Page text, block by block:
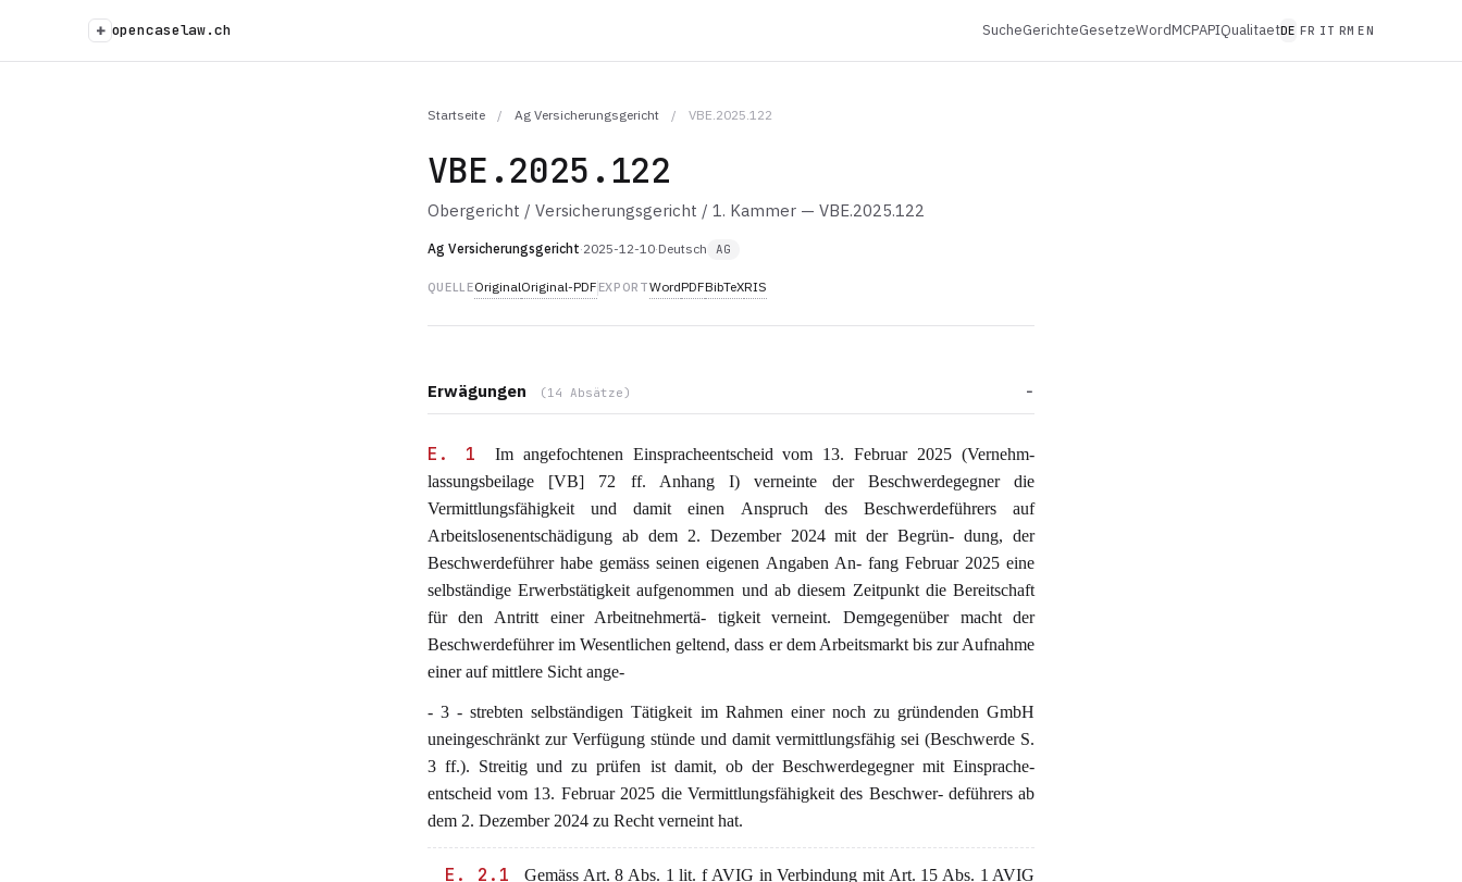
+ opencaselaw.ch SucheGerichteGesetzeWordMCPAPIQualitaetDE FR IT RM EN
Startseite / Ag Versicherungsgericht / VBE.2025.122
VBE.2025.122
Obergericht / Versicherungsgericht / 1. Kammer — VBE.2025.122
Ag Versicherungsgericht·2025-12-10·Deutsch AG
QUELLEOriginalOriginal-PDF EXPORTWordPDFBibTeXRIS
Erwägungen (14 Absätze)
E. 1
Im angefochtenen Einspracheentscheid vom 13. Februar 2025 (Vernehm-
lassungsbeilage [VB] 72 ff. Anhang I) verneinte der Beschwerdegegner die
Vermittlungsfähigkeit und damit einen Anspruch des Beschwerdeführers auf
Arbeitslosenentschädigung ab dem 2. Dezember 2024 mit der Begrün- dung, der
Beschwerdeführer habe gemäss seinen eigenen Angaben An- fang Februar 2025 eine
selbständige Erwerbstätigkeit aufgenommen und ab diesem Zeitpunkt die Bereitschaft
für den Antritt einer Arbeitnehmertä- tigkeit verneint. Demgegenüber macht der
Beschwerdeführer im Wesentlichen geltend, dass er dem Arbeitsmarkt bis zur Aufnahme
einer auf mittlere Sicht ange-
- 3 - strebten selbständigen Tätigkeit im Rahmen einer noch zu gründenden GmbH
uneingeschränkt zur Verfügung stünde und damit vermittlungsfähig sei (Beschwerde S.
3 ff.). Streitig und zu prüfen ist damit, ob der Beschwerdegegner mit Einsprache-
entscheid vom 13. Februar 2025 die Vermittlungsfähigkeit des Beschwer- deführers ab
dem 2. Dezember 2024 zu Recht verneint hat.
E. 2.1
Gemäss Art. 8 Abs. 1 lit. f AVIG in Verbindung mit Art. 15 Abs. 1 AVIG